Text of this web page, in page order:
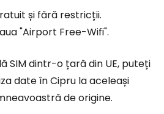
și fără restricții.
"Airport Free-Wifi".
SIM dintr-o țară din UE, puteți
date în Cipru la aceleași
de origine.